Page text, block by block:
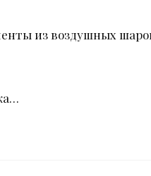
из воздушных